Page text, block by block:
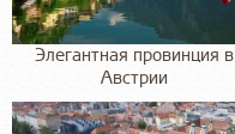
Элегантная провинция в
Австрии